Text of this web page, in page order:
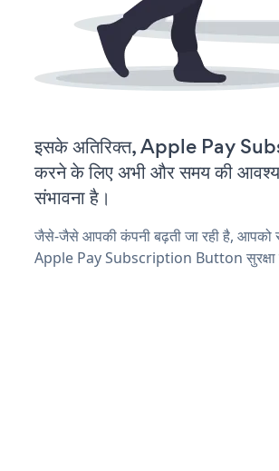
इसके अतिरिक्त, Apple Pay
करने के लिए अभी और समय की
संभावना है।
जैसे-जैसे आपकी कंपनी बढ़ती जा रही है, आपको
Apple Pay Subscription Button सुरक्षा